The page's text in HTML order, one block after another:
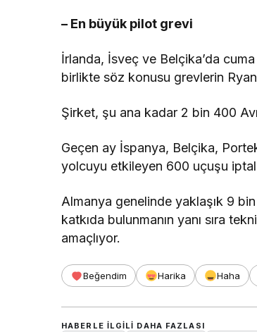
– En büyük pilot grevi
İrlanda, İsveç ve Belçika’da
birlikte söz konusu grevlerin
Şirket, şu ana kadar 2 bin 400
Geçen ay İspanya, Belçika,
yolcuyu etkileyen 600 uçuşu
Almanya genelinde yaklaşık 9
katkıda bulunmanın yanı sıra
amaçlıyor.
Beğendim Harika Haha
HABERLE ILGILI DAHA FAZLASI